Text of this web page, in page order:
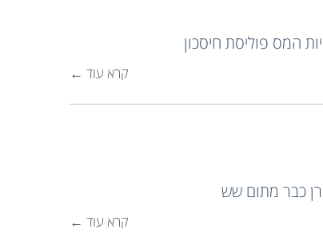
המס פוליסת חיסכון
קרא עוד ←
כבר מתום שש
קרא עוד ←